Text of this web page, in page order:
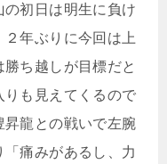
初日は明生に負け
年ぶりに今回は上
ち越しが目標だと
も見えてくるので
龍との戦いで左腕
痛みがあるし、力